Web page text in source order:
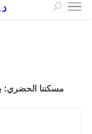
مسكننا الحضري: